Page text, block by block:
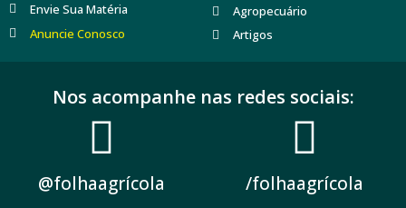
Envie Sua Matéria
Anuncie Conosco
Agropecuário
Artigos
Nos acompanhe nas redes sociais:
@folhaagrícola /folhaagrícola